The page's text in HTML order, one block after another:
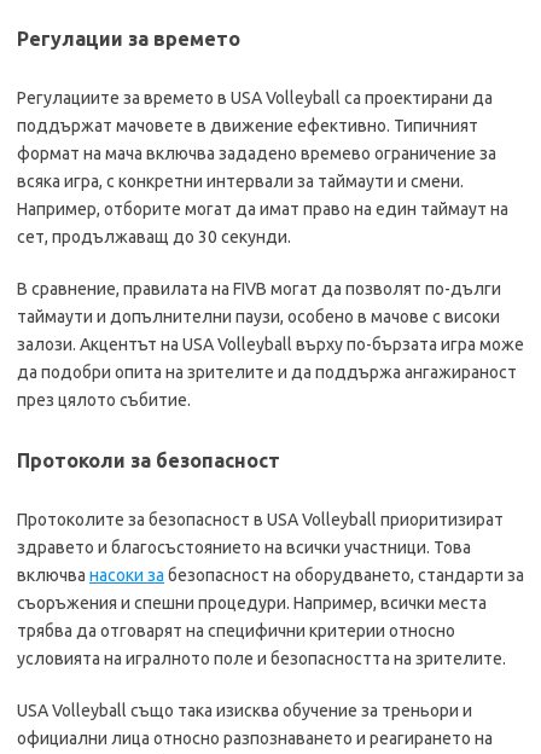
Регулации за времето
Регулациите за времето в USA Volleyball са проектирани да
поддържат мачовете в движение ефективно. Типичният
формат на мача включва зададено времево ограничение за
всяка игра, с конкретни интервали за таймаути и смени.
Например, отборите могат да имат право на един таймаут на
сет, продължаващ до 30 секунди.
В сравнение, правилата на FIVB могат да позволят по-дълги
таймаути и допълнителни паузи, особено в мачове с високи
залози. Акцентът на USA Volleyball върху по-бързата игра може
да подобри опита на зрителите и да поддържа ангажираност
през цялото събитие.
Протоколи за безопасност
Протоколите за безопасност в USA Volleyball приоритизират
здравето и благосъстоянието на всички участници. Това
включва насоки за безопасност на оборудването, стандарти за
съоръжения и спешни процедури. Например, всички места
трябва да отговарят на специфични критерии относно
условията на игралното поле и безопасността на зрителите.
USA Volleyball също така изисква обучение за треньори и
официални лица относно разпознаването и реагирането на